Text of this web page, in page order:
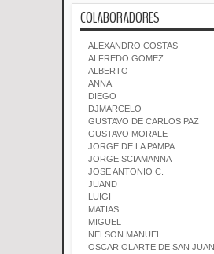
COLABORADORES
ALEXANDRO COSTAS
ALFREDO GOMEZ
ALBERTO
ANNA
DIEGO
DJMARCELO
GUSTAVO DE CARLOS PAZ
GUSTAVO MORALE
JORGE DE LA PAMPA
JORGE SCIAMANNA
JOSE ANTONIO C.
JUAND
LUIGI
MATIAS
MIGUEL
NELSON MANUEL
OSCAR OLARTE DE SAN JUAN